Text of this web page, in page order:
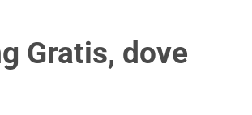
Gratis, dove